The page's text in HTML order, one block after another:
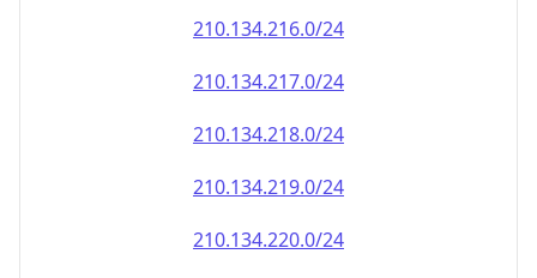
210.134.216.0/24
210.134.217.0/24
210.134.218.0/24
210.134.219.0/24
210.134.220.0/24